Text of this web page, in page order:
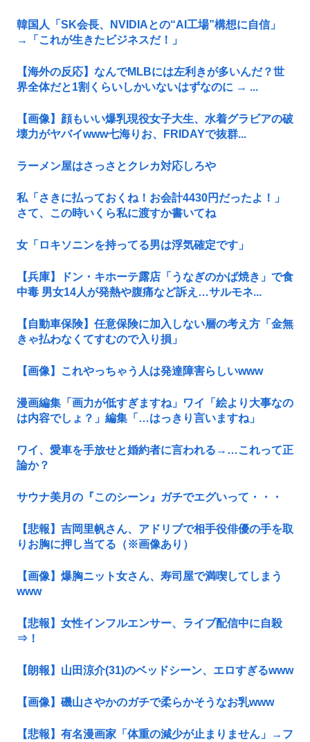
韓国人「SK会長、NVIDIAとの“AI工場”構想に自信」
→「これが生きたビジネスだ！」
【海外の反応】なんでMLBには左利きが多いんだ？世
界全体だと1割くらいしかいないはずなのに → ...
【画像】顔もいい爆乳現役女子大生、水着グラビアの破
壊力がヤバイwww七海りお、FRIDAYで抜群...
ラーメン屋はさっさとクレカ対応しろや
私「さきに払っておくね！お会計4430円だったよ！」
さて、この時いくら私に渡すか書いてね
女「ロキソニンを持ってる男は浮気確定です」
【兵庫】ドン・キホーテ露店「うなぎのかば焼き」で食
中毒 男女14人が発熱や腹痛など訴え…サルモネ...
【自動車保険】任意保険に加入しない層の考え方「金無
きゃ払わなくてすむので入り損」
【画像】これやっちゃう人は発達障害らしいwww
漫画編集「画力が低すぎますね」ワイ「絵より大事なの
は内容でしょ？」編集「…はっきり言いますね」
ワイ、愛車を手放せと婚約者に言われる→…これって正
論か？
サウナ美月の『このシーン』ガチでエグいって・・・
【悲報】吉岡里帆さん、アドリブで相手役俳優の手を取
りお胸に押し当てる（※画像あり）
【画像】爆胸ニット女さん、寿司屋で満喫してしまう
www
【悲報】女性インフルエンサー、ライブ配信中に自殺
⇒！
【朗報】山田涼介(31)のベッドシーン、エロすぎるwww
【画像】磯山さやかのガチで柔らかそうなお乳www
【悲報】有名漫画家「体重の減少が止まりません」→フ